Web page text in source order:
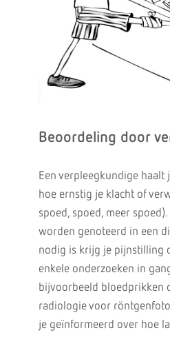
Beoordeling door
Een verpleegkundige haalt
hoe ernstig je klacht of
spoed, spoed, meer
worden genoteerd in een
nodig is krijg je pijnstilling
enkele onderzoeken in
bijvoorbeeld bloedprikken
radiologie voor
je geïnformeerd over hoe